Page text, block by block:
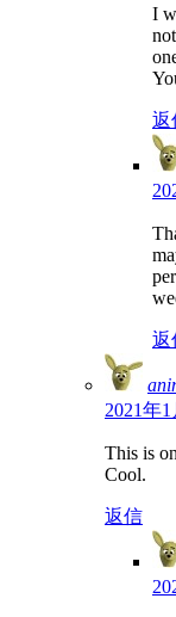
I
返
返
2021年
This is
Cool.
返信